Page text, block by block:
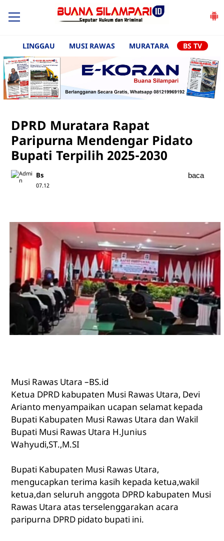
LINGGAU MUSI RAWAS MURATARA BS TV
DPRD Muratara Rapat
Paripurna Mendengar Pidato
Bupati Terpilih 2025-2030
Bs
07.12
baca
Musi Rawas Utara –BS.id
Ketua DPRD kabupaten Musi Rawas Utara, Devi
Arianto menyampaikan ucapan selamat kepada
Bupati Kabupaten Musi Rawas Utara dan Wakil
Bupati Musi Rawas Utara H.Junius
Wahyudi,ST.,M.SI
Bupati Kabupaten Musi Rawas Utara,
mengucapkan terima kasih kepada ketua,wakil
ketua,dan seluruh anggota DPRD kabupaten Musi
Rawas Utara atas terselenggarakan acara
paripurna DPRD pidato bupati ini.